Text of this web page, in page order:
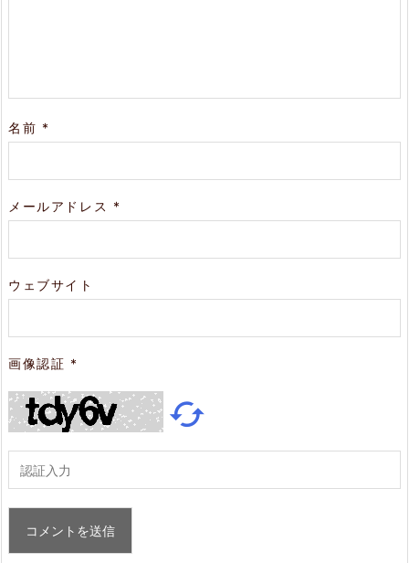
名前 *
メールアドレス *
ウェブサイト
画像認証 *
